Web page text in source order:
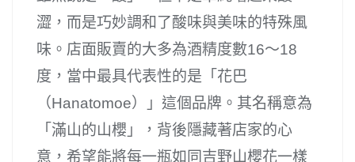
澀，而是巧妙調和了酸味與美味的特殊風
味。店面販賣的大多為酒精度數16～18
度，當中最具代表性的是「花巴
（Hanatomoe）」這個品牌。其名稱意為
「滿山的山櫻」，背後隱藏著店家的心
意，希望能將每一瓶如同吉野山櫻花一樣